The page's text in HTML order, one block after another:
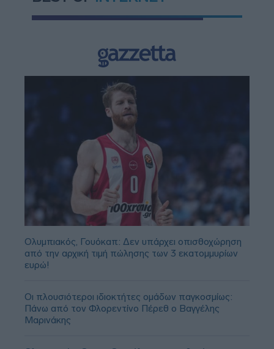
Ολυμπιακός, Γουόκαπ: Δεν υπάρχει οπισθοχώρηση
από την αρχική τιμή πώλησης των 3 εκατομμυρίων
ευρώ!
Οι πλουσιότεροι ιδιοκτήτες ομάδων παγκοσμίως:
Πάνω από τον Φλορεντίνο Πέρεθ ο Βαγγέλης
Μαρινάκης